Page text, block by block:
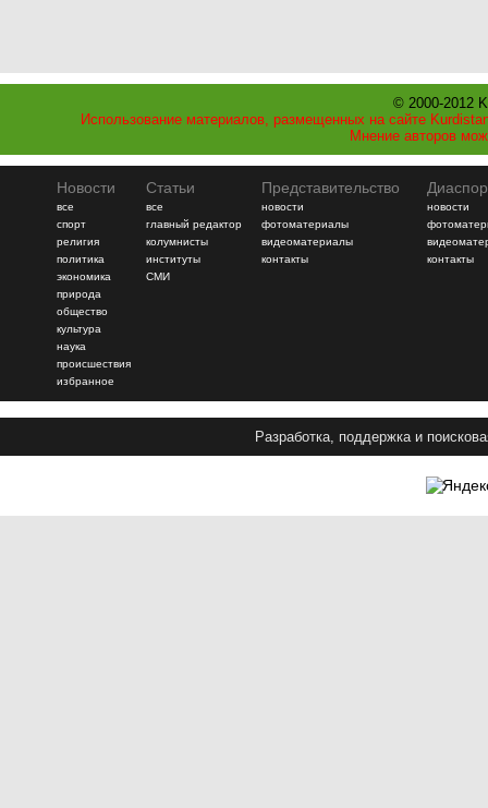
© 2000-2012
Использование материалов, размещенных на сайте
Мнение авторов
Новости
все
спорт
религия
политика
экономика
природа
общество
культура
наука
происшествия
избранное
Статьи
все
главный редактор
колумнисты
институты
СМИ
Представительство
новости
фотоматериалы
видеоматериалы
контакты
новости
контакты
Разработка, поддержка и